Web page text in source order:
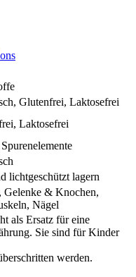
Glutenfrei, Laktosefrei
Laktosefrei
lichtgeschützt lagern
Gelenke & Knochen,
Nägel
als Ersatz für eine
Sie sind für Kinder
werden.